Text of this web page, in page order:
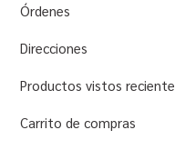
Órdenes
Direcciones
Productos vistos
Carrito de compras